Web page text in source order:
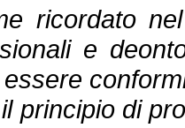
ricordato
e
principio di